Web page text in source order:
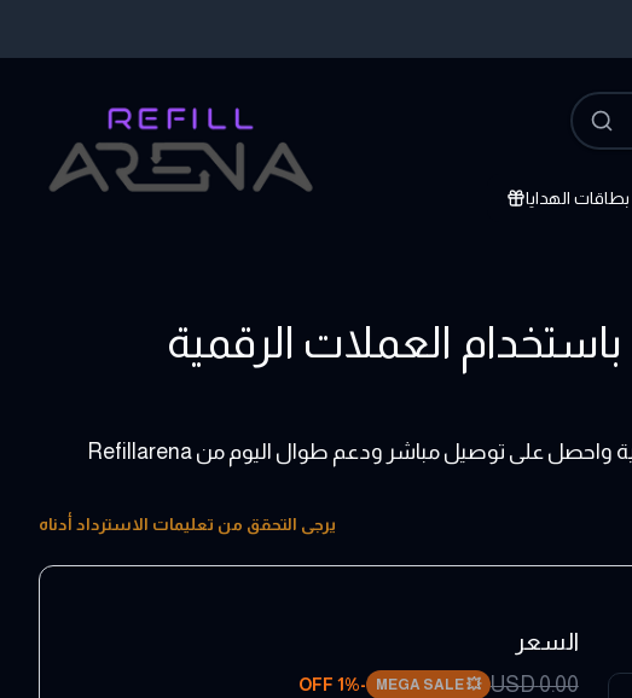
بطاقات الهدايا
اشتر بطاقات هدايا lululemon باستخدام العملات الرقمية
يرجى التحقق من تعليمات الاسترداد أدناه
السعر
0.00
USD
💥
MEGA SALE
-
1 % OFF